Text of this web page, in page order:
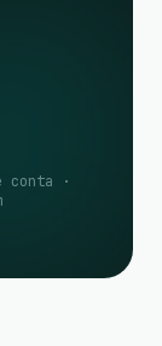
conta ·